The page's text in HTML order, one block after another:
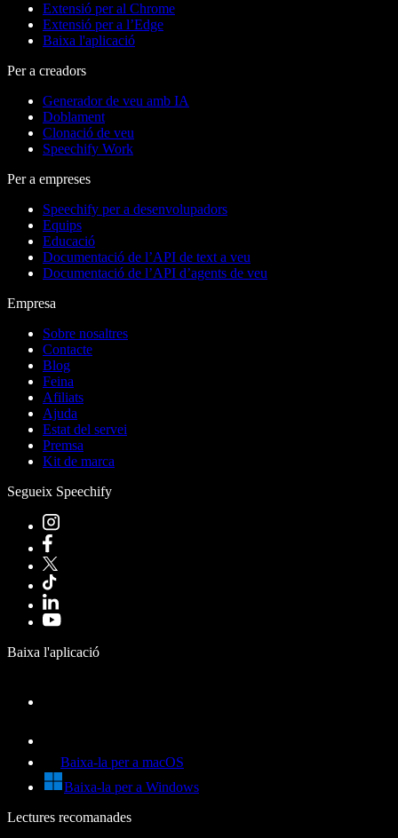
Extensió per al Chrome
Extensió per a l’Edge
Baixa l'aplicació
Per a creadors
Generador de veu amb IA
Doblament
Clonació de veu
Speechify Work
Per a empreses
Speechify per a desenvolupadors
Equips
Educació
Documentació de l’API de text a veu
Documentació de l’API d’agents de veu
Empresa
Sobre nosaltres
Contacte
Blog
Feina
Afiliats
Ajuda
Estat del servei
Premsa
Kit de marca
Segueix Speechify
Baixa l'aplicació
Baixa-la per a macOS
Baixa-la per a Windows
Lectures recomanades